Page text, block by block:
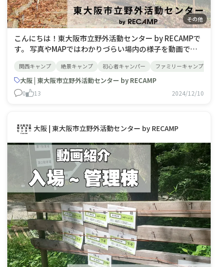
その他
こんにちは！東大阪市立野外活動センター by RECAMPで
す。 写真やMAPではわかりづらい場内の様子を動画で紹
正面の階段を下ると広場があります。ここの中央にはキャ
ンプファイヤー場があり、焚火や花火をしていただくこ
関西キャンプ 絶景キャンプ 初心者キャンパー ファミリーキャンプ
大阪 | 東大阪市立野外活動センター by RECAMP
0 13 2024/12/10
大阪 | 東大阪市立野外活動センター by RECAMP